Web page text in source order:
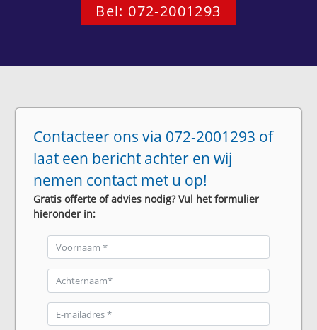
Bel: 072-2001293
Contacteer ons via 072-2001293 of
laat een bericht achter en wij
nemen contact met u op!
Gratis offerte of advies nodig? Vul het formulier
hieronder in: